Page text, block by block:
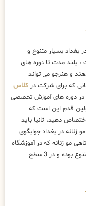
بغداد بسیار متنوع و
، بلند مدت تا دوره های
و هنرجو می تواند
که برای شرکت در کلاس
در دوره های آموزش تخصصی
قدم این است که
دهید، ثانیا باید
در بغداد جوابگوی
مو زنانه که در آموزشگاه
کوتاهی مو زنانه در بغداد برگزار میشوند بسیار متنوع بوده و در 3 سطح